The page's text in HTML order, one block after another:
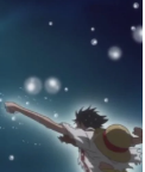
פיס
פרק
824
מתורגם
ערוך
ומוכן
למשעי